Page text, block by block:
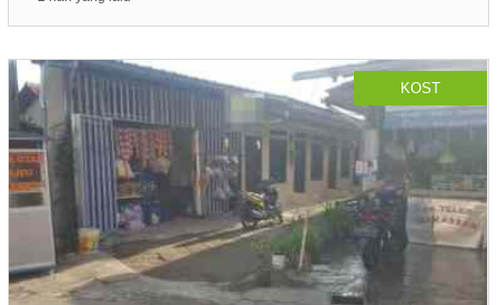
KOST